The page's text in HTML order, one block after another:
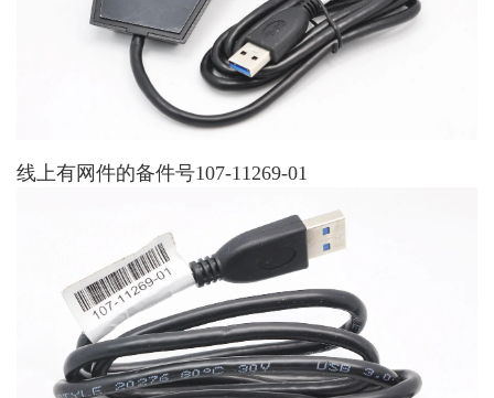
线上有网件的备件号107-11269-01